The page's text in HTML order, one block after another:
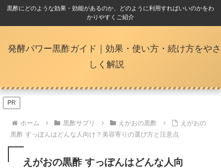
黒酢にどのような効果・効能があるのか、どのように利用すればいいのかをわ
かりやすくご紹介
発酵パワー黒酢ガイド｜効果・使い方・続け方をやさ
しく解説
PR
ホーム 黒酢サプリ えがおの黒酢
えがおの
黒酢 すっぽんはどんな人向け？美容寄りの選び方と注意点
えがおの黒酢 すっぽんはどんな人向